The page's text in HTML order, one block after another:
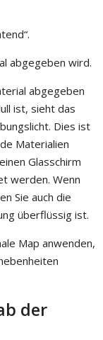
abgegeben wird.
abgegeben
ist, sieht das
Dies ist
Materialien
Glasschirm
werden. Wenn
Sie auch die
überflüssig ist.
Map anwenden,
der